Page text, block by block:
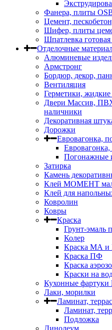
Фанера, плиты
Цемент,
Шифер, плиты
Шпатлевка
Отделочные
Алюминевые
Армстронг
Бордюр, декор,
Вентиляция
Герметики, жидкие
Двери Массив,
наличники
Декоративная
Дорожки
Евровагонка,
Погонажные
Затирка
Камень
Клей МОМЕНТ
Клей для
Ковролин
Ковры
Краска
Грунт-эмаль
Колер
Краска МА
Краска ПФ
Краска
Краски на
Кухонные
Лаки, морилки
Ламинат,
Ламинат,
Подложка
Линолеум